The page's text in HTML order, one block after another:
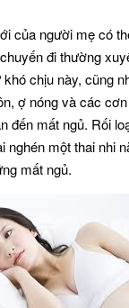
của người mẹ có
đi thường
chịu này, cũng
ợ nóng và các
đến mất ngủ. Rối
nghén một thai nhi
mất ngủ.